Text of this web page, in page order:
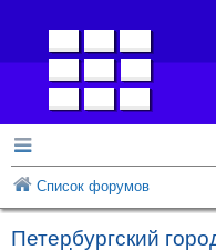
Список форумов
Петербургский